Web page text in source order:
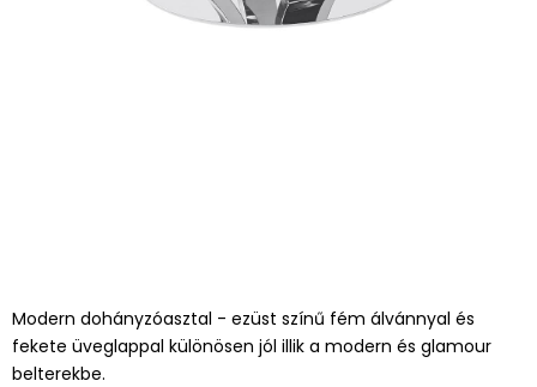
Modern dohányzóasztal - ezüst színű fém álvánnyal és
fekete üveglappal különösen jól illik a modern és glamour
belterekbe.